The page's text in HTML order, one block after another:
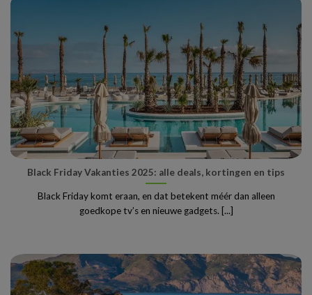
Black Friday Vakanties 2025: alle deals, kortingen en tips
Black Friday komt eraan, en dat betekent méér dan alleen
goedkope tv’s en nieuwe gadgets. [...]